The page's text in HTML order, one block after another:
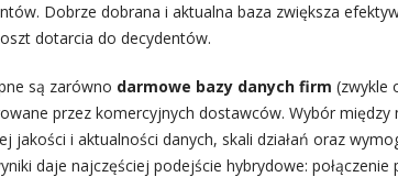
Dobrze dobrana i aktualna baza zwiększa
dotarcia do decydentów.
są zarówno darmowe bazy danych firm (zwykle
przez komercyjnych dostawców. Wybór między
jakości i aktualności danych, skali działań oraz
daje najczęściej podejście hybrydowe: połączenie